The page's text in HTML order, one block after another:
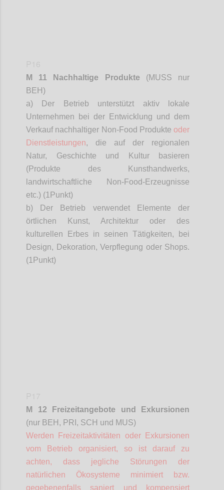
M 11 Nachhaltige Produkte (MUSS nur
BEH)
a) Der Betrieb unterstützt aktiv lokale
Unternehmen bei der Entwicklung und dem
Verkauf nachhaltiger Non-Food Produkte oder
Dienstleistungen, die auf der regionalen
Natur, Geschichte und Kultur basieren
(Produkte des Kunsthandwerks,
landwirtschaftliche Non-Food-Erzeugnisse
etc.) (1 Punkt)
b) Der Betrieb verwendet Elemente der
örtlichen Kunst, Architektur oder des
kulturellen Erbes in seinen Tätigkeiten, bei
Design, Dekoration, Verpflegung oder Shops.
(1 Punkt)
M 12 Freizeitangebote und Exkursionen
(nur BEH, PRI, SCH und MUS)
Werden Freizeitaktivitäten oder Exkursionen
vom Betrieb organisiert, so ist darauf zu
achten, dass jegliche Störungen der
natürlichen Ökosysteme minimiert bzw.
gegebenenfalls saniert und kompensiert